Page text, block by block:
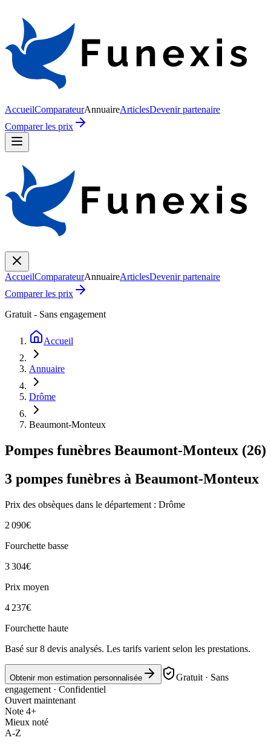
AccueilComparateurAnnuaireArticlesDevenir partenaire
Comparer les prix
AccueilComparateurAnnuaireArticlesDevenir partenaire
Comparer les prix
Gratuit - Sans engagement
Accueil
Annuaire
Drôme
Beaumont-Monteux
Pompes funèbres Beaumont-Monteux (26)
3 pompes funèbres à Beaumont-Monteux
Prix des obsèques dans le département : Drôme
2 090€
Fourchette basse
3 304€
Prix moyen
4 237€
Fourchette haute
Basé sur8 devis analysés. Les tarifs varient selon les prestations.
Obtenir mon estimation personnalisée
Gratuit · Sans
engagement · Confidentiel
Ouvert maintenant
Note 4+
Mieux noté
A-Z